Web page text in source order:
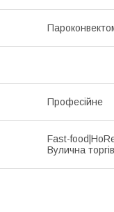
Професійне
Fast-
Вулична